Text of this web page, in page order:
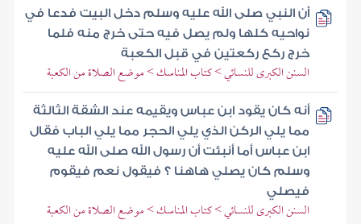
أن النبي صلى الله عليه وسلم دخل البيت فدعا في
نواحيه كلها ولم يصل فيه حتى خرج منه فلما
خرج ركع ركعتين في قبل الكعبة
السنن الكبرى للنسائي > كتاب المناسك > موضع الصلاة من الكعبة
أنه كان يقود ابن عباس ويقيمه عند الشقة الثالثة
مما يلي الركن الذي يلي الحجر مما يلي الباب فقال
ابن عباس أما أنبئت أن رسول الله صلى الله عليه
وسلم كان يصلي هاهنا ؟ فيقول نعم فيقوم
فيصلي
السنن الكبرى للنسائي > كتاب المناسك > موضع الصلاة من الكعبة